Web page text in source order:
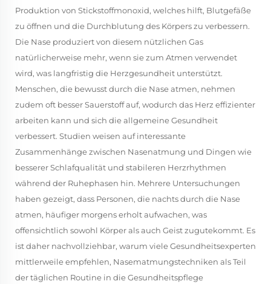
Produktion von Stickstoffmonoxid, welches hilft, Blutgefäße
zu öffnen und die Durchblutung des Körpers zu verbessern.
Die Nase produziert von diesem nützlichen Gas
natürlicherweise mehr, wenn sie zum Atmen verwendet
wird, was langfristig die Herzgesundheit unterstützt.
Menschen, die bewusst durch die Nase atmen, nehmen
zudem oft besser Sauerstoff auf, wodurch das Herz effizienter
arbeiten kann und sich die allgemeine Gesundheit
verbessert. Studien weisen auf interessante
Zusammenhänge zwischen Nasenatmung und Dingen wie
besserer Schlafqualität und stabileren Herzrhythmen
während der Ruhephasen hin. Mehrere Untersuchungen
haben gezeigt, dass Personen, die nachts durch die Nase
atmen, häufiger morgens erholt aufwachen, was
offensichtlich sowohl Körper als auch Geist zugutekommt. Es
ist daher nachvollziehbar, warum viele Gesundheitsexperten
mittlerweile empfehlen, Nasematmungstechniken als Teil
der täglichen Routine in die Gesundheitspflege